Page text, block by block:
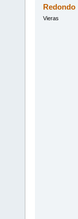
Redondo
Vieras